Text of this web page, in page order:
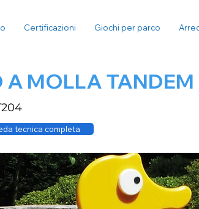
Certificazioni Giochi per parco
A MOLLA TANDEM
tecnica completa